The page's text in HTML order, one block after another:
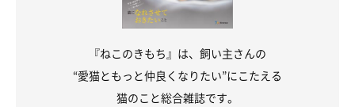
飼い主さんが立ったまま猫を抱っこしようとすると、腕と手の力
だけで持ち上げることになります。力んだ手や覆いかぶさる姿勢
を猫は嫌うので、抱っこの前に、まずは猫のそばに腰をおろして
スキンシップをしましょう。飼い主さんも猫もリラックスするこ
『ねこのきもち』は、飼い主さんの
“愛猫ともっと仲良くなりたい”にこたえる
猫のこと総合雑誌です。